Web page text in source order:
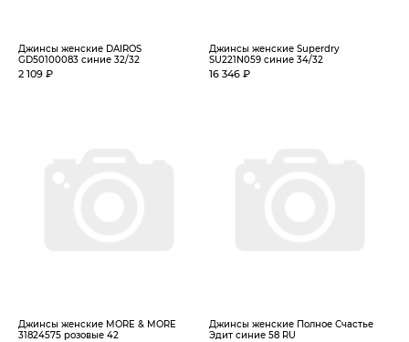
Джинсы женские DAIROS
GD50100083 синие 32/32
2 109 ₽
Джинсы женские Superdry
SU221N059 синие 34/32
16 346 ₽
Джинсы женские MORE & MORE
31824575 розовые 42
Джинсы женские Полное Счастье
Эдит синие 58 RU